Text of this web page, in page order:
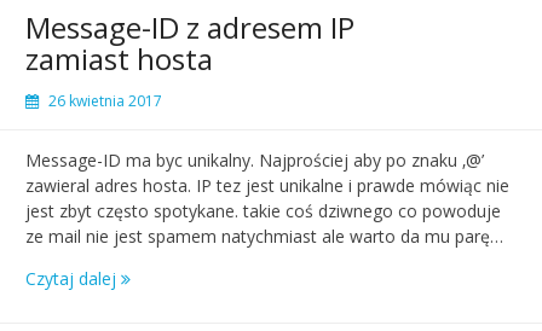
Message-ID z adresem IP
zamiast hosta
26 kwietnia 2017
Message-ID ma byc unikalny. Najprościej aby po znaku ‚@’
zawieral adres hosta. IP tez jest unikalne i prawde mówiąc nie
jest zbyt często spotykane. takie coś dziwnego co powoduje
ze mail nie jest spamem natychmiast ale warto da mu parę…
Czytaj dalej